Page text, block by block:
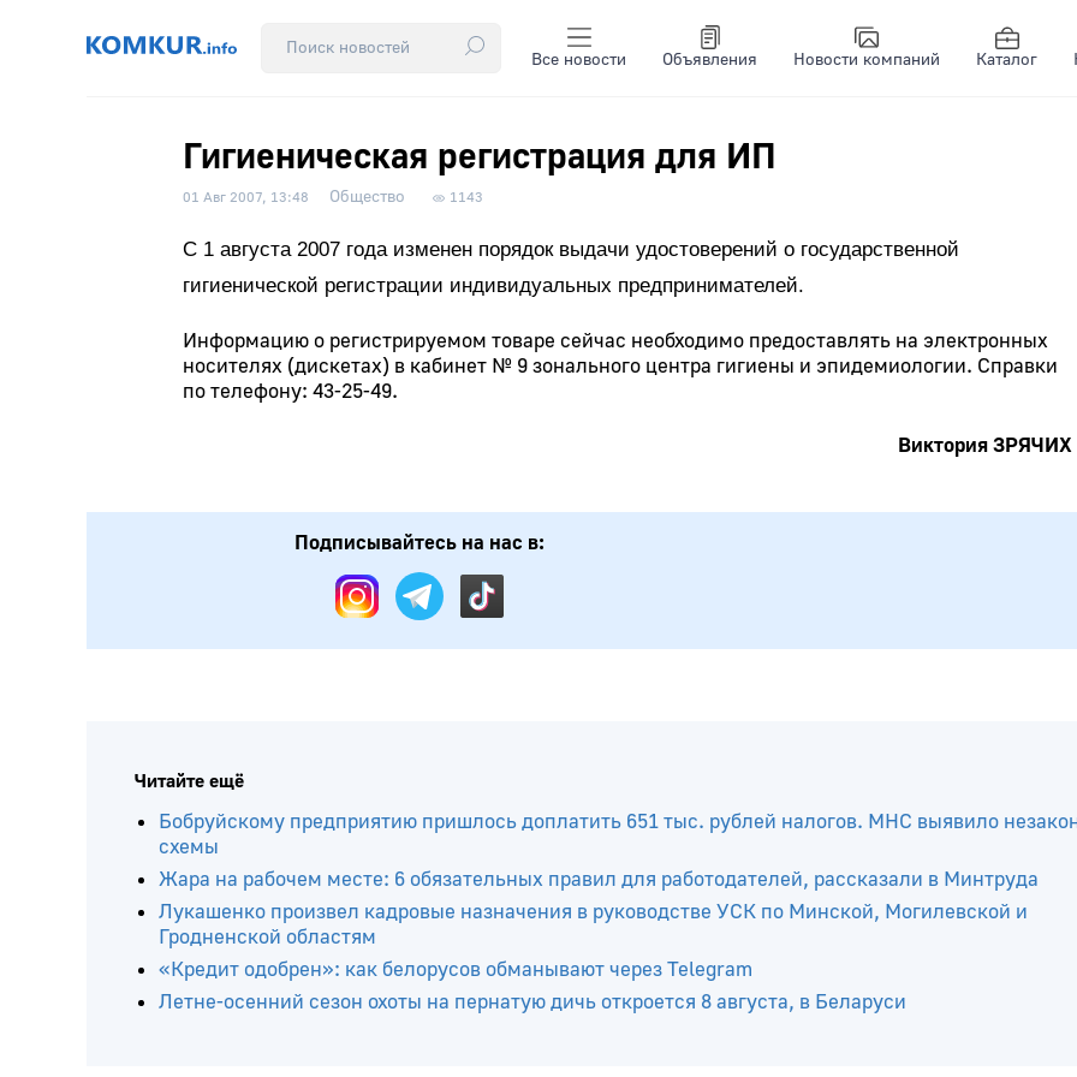
Все новости Объявления Новости компаний Каталог
Гигиеническая регистрация для ИП
01 Авг 2007, 13:48 Общество 1143
С 1 августа 2007 года изменен порядок выдачи удостоверений о государственной
гигиенической регистрации индивидуальных предпринимателей.
Информацию о регистрируемом товаре сейчас необходимо предоставлять на электронных
носителях (дискетах) в кабинет № 9 зонального центра гигиены и эпидемиологии. Справки
по телефону: 43-25-49.
Виктория ЗРЯЧИХ
Подписывайтесь на нас в:
Читайте ещё
Бобруйскому предприятию пришлось доплатить 651 тыс. рублей налогов. МНС выявило
схемы
Жара на рабочем месте: 6 обязательных правил для работодателей, рассказали в Минтруда
Лукашенко произвел кадровые назначения в руководстве УСК по Минской, Могилевской и